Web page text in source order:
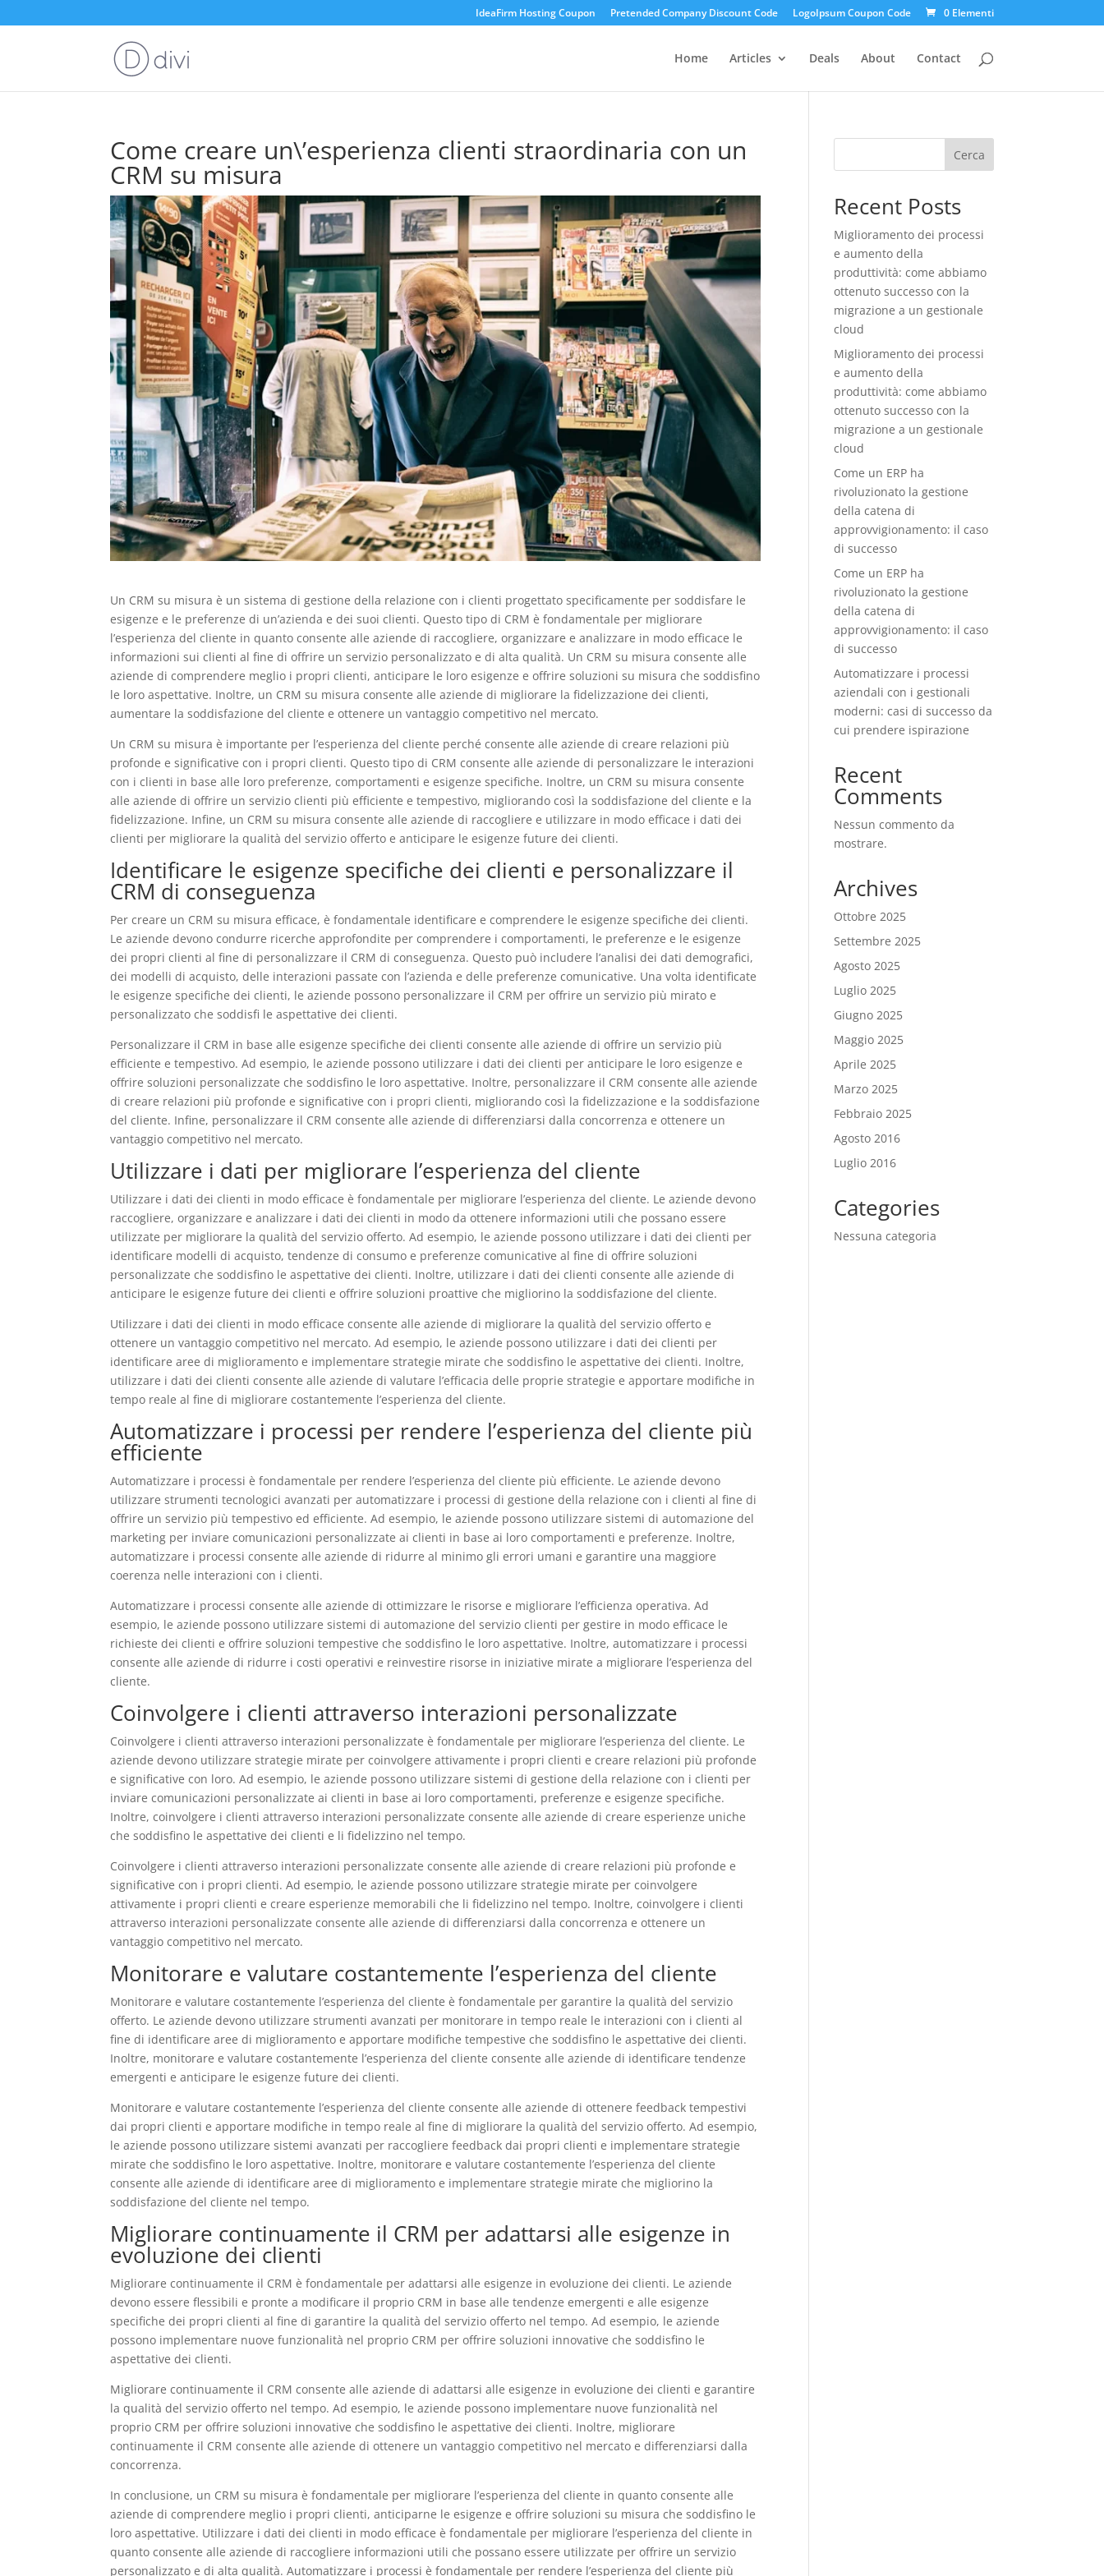
IdeaFirm Hosting Coupon Pretended Company Discount Code LogoIpsum Coupon Code 0 Elementi
Home Articles Deals About Contact
Come creare un\’esperienza clienti straordinaria con un
CRM su misura
Un CRM su misura è un sistema di gestione della relazione con i clienti progettato specificamente per soddisfare le
esigenze e le preferenze di un’azienda e dei suoi clienti. Questo tipo di CRM è fondamentale per migliorare
l’esperienza del cliente in quanto consente alle aziende di raccogliere, organizzare e analizzare in modo efficace le
informazioni sui clienti al fine di offrire un servizio personalizzato e di alta qualità. Un CRM su misura consente alle
aziende di comprendere meglio i propri clienti, anticipare le loro esigenze e offrire soluzioni su misura che soddisfino
le loro aspettative. Inoltre, un CRM su misura consente alle aziende di migliorare la fidelizzazione dei clienti,
aumentare la soddisfazione del cliente e ottenere un vantaggio competitivo nel mercato.
Un CRM su misura è importante per l’esperienza del cliente perché consente alle aziende di creare relazioni più
profonde e significative con i propri clienti. Questo tipo di CRM consente alle aziende di personalizzare le interazioni
con i clienti in base alle loro preferenze, comportamenti e esigenze specifiche. Inoltre, un CRM su misura consente
alle aziende di offrire un servizio clienti più efficiente e tempestivo, migliorando così la soddisfazione del cliente e la
fidelizzazione. Infine, un CRM su misura consente alle aziende di raccogliere e utilizzare in modo efficace i dati dei
clienti per migliorare la qualità del servizio offerto e anticipare le esigenze future dei clienti.
Identificare le esigenze specifiche dei clienti e personalizzare il
CRM di conseguenza
Per creare un CRM su misura efficace, è fondamentale identificare e comprendere le esigenze specifiche dei clienti.
Le aziende devono condurre ricerche approfondite per comprendere i comportamenti, le preferenze e le esigenze
dei propri clienti al fine di personalizzare il CRM di conseguenza. Questo può includere l’analisi dei dati demografici,
dei modelli di acquisto, delle interazioni passate con l’azienda e delle preferenze comunicative. Una volta identificate
le esigenze specifiche dei clienti, le aziende possono personalizzare il CRM per offrire un servizio più mirato e
personalizzato che soddisfi le aspettative dei clienti.
Personalizzare il CRM in base alle esigenze specifiche dei clienti consente alle aziende di offrire un servizio più
efficiente e tempestivo. Ad esempio, le aziende possono utilizzare i dati dei clienti per anticipare le loro esigenze e
offrire soluzioni personalizzate che soddisfino le loro aspettative. Inoltre, personalizzare il CRM consente alle aziende
di creare relazioni più profonde e significative con i propri clienti, migliorando così la fidelizzazione e la soddisfazione
del cliente. Infine, personalizzare il CRM consente alle aziende di differenziarsi dalla concorrenza e ottenere un
vantaggio competitivo nel mercato.
Utilizzare i dati per migliorare l’esperienza del cliente
Utilizzare i dati dei clienti in modo efficace è fondamentale per migliorare l’esperienza del cliente. Le aziende devono
raccogliere, organizzare e analizzare i dati dei clienti in modo da ottenere informazioni utili che possano essere
utilizzate per migliorare la qualità del servizio offerto. Ad esempio, le aziende possono utilizzare i dati dei clienti per
identificare modelli di acquisto, tendenze di consumo e preferenze comunicative al fine di offrire soluzioni
personalizzate che soddisfino le aspettative dei clienti. Inoltre, utilizzare i dati dei clienti consente alle aziende di
anticipare le esigenze future dei clienti e offrire soluzioni proattive che migliorino la soddisfazione del cliente.
Utilizzare i dati dei clienti in modo efficace consente alle aziende di migliorare la qualità del servizio offerto e
ottenere un vantaggio competitivo nel mercato. Ad esempio, le aziende possono utilizzare i dati dei clienti per
identificare aree di miglioramento e implementare strategie mirate che soddisfino le aspettative dei clienti. Inoltre,
utilizzare i dati dei clienti consente alle aziende di valutare l’efficacia delle proprie strategie e apportare modifiche in
tempo reale al fine di migliorare costantemente l’esperienza del cliente.
Automatizzare i processi per rendere l’esperienza del cliente più
efficiente
Automatizzare i processi è fondamentale per rendere l’esperienza del cliente più efficiente. Le aziende devono
utilizzare strumenti tecnologici avanzati per automatizzare i processi di gestione della relazione con i clienti al fine di
offrire un servizio più tempestivo ed efficiente. Ad esempio, le aziende possono utilizzare sistemi di automazione del
marketing per inviare comunicazioni personalizzate ai clienti in base ai loro comportamenti e preferenze. Inoltre,
automatizzare i processi consente alle aziende di ridurre al minimo gli errori umani e garantire una maggiore
coerenza nelle interazioni con i clienti.
Automatizzare i processi consente alle aziende di ottimizzare le risorse e migliorare l’efficienza operativa. Ad
esempio, le aziende possono utilizzare sistemi di automazione del servizio clienti per gestire in modo efficace le
richieste dei clienti e offrire soluzioni tempestive che soddisfino le loro aspettative. Inoltre, automatizzare i processi
consente alle aziende di ridurre i costi operativi e reinvestire risorse in iniziative mirate a migliorare l’esperienza del
cliente.
Coinvolgere i clienti attraverso interazioni personalizzate
Coinvolgere i clienti attraverso interazioni personalizzate è fondamentale per migliorare l’esperienza del cliente. Le
aziende devono utilizzare strategie mirate per coinvolgere attivamente i propri clienti e creare relazioni più profonde
e significative con loro. Ad esempio, le aziende possono utilizzare sistemi di gestione della relazione con i clienti per
inviare comunicazioni personalizzate ai clienti in base ai loro comportamenti, preferenze e esigenze specifiche.
Inoltre, coinvolgere i clienti attraverso interazioni personalizzate consente alle aziende di creare esperienze uniche
che soddisfino le aspettative dei clienti e li fidelizzino nel tempo.
Coinvolgere i clienti attraverso interazioni personalizzate consente alle aziende di creare relazioni più profonde e
significative con i propri clienti. Ad esempio, le aziende possono utilizzare strategie mirate per coinvolgere
attivamente i propri clienti e creare esperienze memorabili che li fidelizzino nel tempo. Inoltre, coinvolgere i clienti
attraverso interazioni personalizzate consente alle aziende di differenziarsi dalla concorrenza e ottenere un
vantaggio competitivo nel mercato.
Monitorare e valutare costantemente l’esperienza del cliente
Monitorare e valutare costantemente l’esperienza del cliente è fondamentale per garantire la qualità del servizio
offerto. Le aziende devono utilizzare strumenti avanzati per monitorare in tempo reale le interazioni con i clienti al
fine di identificare aree di miglioramento e apportare modifiche tempestive che soddisfino le aspettative dei clienti.
Inoltre, monitorare e valutare costantemente l’esperienza del cliente consente alle aziende di identificare tendenze
emergenti e anticipare le esigenze future dei clienti.
Monitorare e valutare costantemente l’esperienza del cliente consente alle aziende di ottenere feedback tempestivi
dai propri clienti e apportare modifiche in tempo reale al fine di migliorare la qualità del servizio offerto. Ad esempio,
le aziende possono utilizzare sistemi avanzati per raccogliere feedback dai propri clienti e implementare strategie
mirate che soddisfino le loro aspettative. Inoltre, monitorare e valutare costantemente l’esperienza del cliente
consente alle aziende di identificare aree di miglioramento e implementare strategie mirate che migliorino la
soddisfazione del cliente nel tempo.
Migliorare continuamente il CRM per adattarsi alle esigenze in
evoluzione dei clienti
Migliorare continuamente il CRM è fondamentale per adattarsi alle esigenze in evoluzione dei clienti. Le aziende
devono essere flessibili e pronte a modificare il proprio CRM in base alle tendenze emergenti e alle esigenze
specifiche dei propri clienti al fine di garantire la qualità del servizio offerto nel tempo. Ad esempio, le aziende
possono implementare nuove funzionalità nel proprio CRM per offrire soluzioni innovative che soddisfino le
aspettative dei clienti.
Migliorare continuamente il CRM consente alle aziende di adattarsi alle esigenze in evoluzione dei clienti e garantire
la qualità del servizio offerto nel tempo. Ad esempio, le aziende possono implementare nuove funzionalità nel
proprio CRM per offrire soluzioni innovative che soddisfino le aspettative dei clienti. Inoltre, migliorare
continuamente il CRM consente alle aziende di ottenere un vantaggio competitivo nel mercato e differenziarsi dalla
concorrenza.
In conclusione, un CRM su misura è fondamentale per migliorare l’esperienza del cliente in quanto consente alle
aziende di comprendere meglio i propri clienti, anticiparne le esigenze e offrire soluzioni su misura che soddisfino le
loro aspettative. Utilizzare i dati dei clienti in modo efficace è fondamentale per migliorare l’esperienza del cliente in
quanto consente alle aziende di raccogliere informazioni utili che possano essere utilizzate per offrire un servizio
personalizzato e di alta qualità. Automatizzare i processi è fondamentale per rendere l’esperienza del cliente più
Cerca
Recent Posts
Miglioramento dei processi
e aumento della
produttività: come abbiamo
ottenuto successo con la
migrazione a un gestionale
cloud
Miglioramento dei processi
e aumento della
produttività: come abbiamo
ottenuto successo con la
migrazione a un gestionale
cloud
Come un ERP ha
rivoluzionato la gestione
della catena di
approvvigionamento: il caso
di successo
Come un ERP ha
rivoluzionato la gestione
della catena di
approvvigionamento: il caso
di successo
Automatizzare i processi
aziendali con i gestionali
moderni: casi di successo da
cui prendere ispirazione
Recent
Comments
Nessun commento da
mostrare.
Archives
Ottobre 2025
Settembre 2025
Agosto 2025
Luglio 2025
Giugno 2025
Maggio 2025
Aprile 2025
Marzo 2025
Febbraio 2025
Agosto 2016
Luglio 2016
Categories
Nessuna categoria